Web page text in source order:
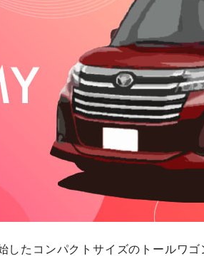
たコンパクトサイズのトールワゴ